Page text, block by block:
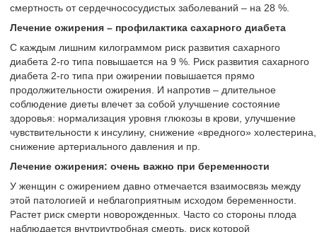
смертность от сердечнососудистых заболеваний – на 28 %.
Лечение ожирения – профилактика сахарного диабета
С каждым лишним килограммом риск развития сахарного
диабета 2-го типа повышается на 9 %. Риск развития сахарного
диабета 2-го типа при ожирении повышается прямо
продолжительности ожирения. И напротив – длительное
соблюдение диеты влечет за собой улучшение состояние
здоровья: нормализация уровня глюкозы в крови, улучшение
чувствительности к инсулину, снижение «вредного» холестерина,
снижение артериального давления и пр.
Лечение ожирения: очень важно при беременности
У женщин с ожирением давно отмечается взаимосвязь между
этой патологией и неблагоприятным исходом беременности.
Растет риск смерти новорожденных. Часто со стороны плода
наблюдается внутриутробная смерть, риск которой